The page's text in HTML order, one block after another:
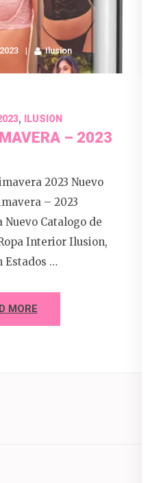
Ilusion
, ILUSION
– 2023
2023 Nuevo
– 2023
Nuevo Catalogo de
Interior Ilusion,
Estados …
MORE